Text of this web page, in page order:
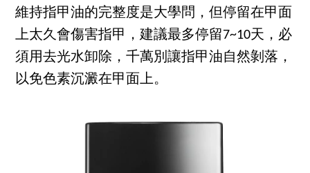
維持指甲油的完整度是大學問，但停留在甲面
上太久會傷害指甲，建議最多停留7~10天，必
須用去光水卸除，千萬別讓指甲油自然剝落，
以免色素沉澱在甲面上。